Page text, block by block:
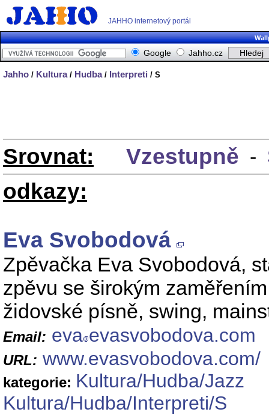
JAHHO internetový portál
Google Jahho.cz
Jahho / Kultura/ Hudba/ Interpreti / S
Srovnat: Vzestupně -
odkazy:
Eva Svobodová
Zpěvačka Eva Svobodová,
zpěvu se širokým
židovské písně, swing,
Email: eva evasvobodova.com
URL: www.evasvobodova.com/
kategorie: Kultura/Hudba/Jazz
Kultura/Hudba/Interpreti/S